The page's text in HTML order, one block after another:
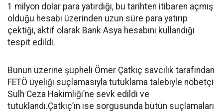
1 milyon dolar para yatırdığı, bu tarihten itibaren açmış
olduğu hesabı üzerinden uzun süre para yatırıp
çektiği, aktif olarak Bank Asya hesabını kullandığı
tespit edildi.
Bunun üzerine şüpheli Ömer Çatkıç savcılık tarafından
FETÖ üyeliği suçlamasıyla tutuklama talebiyle nöbetçi
Sulh Ceza Hakimliği’ne sevk edildi ve
tutuklandı.Çatkıç’ın ise sorgusunda bütün suçlamaları